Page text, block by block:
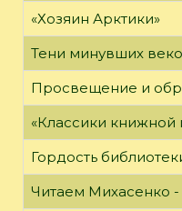
«Хозяин Арктики»
Тени минувших
Просвещение и
«Классики
Гордость
Читаем Михасенко -